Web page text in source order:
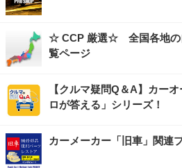
☆ CCP 厳選☆ 全国各地の
覧ページ
【クルマ疑問Q＆A】カー
ロが答える」シリーズ！
カーメーカー「旧車」関連